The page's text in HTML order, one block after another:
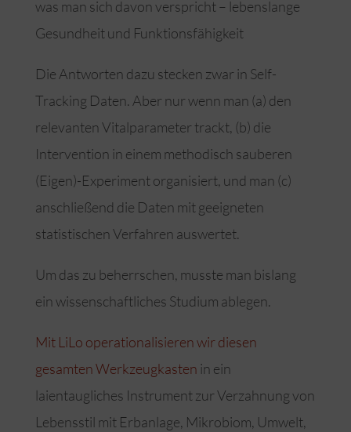
was man sich davon verspricht – lebenslange
Gesundheit und Funktionsfähigkeit
Die Antworten dazu stecken zwar in Self-
Tracking Daten. Aber nur wenn man (a) den
relevanten Vitalparameter trackt, (b) die
Intervention in einem methodisch sauberen
(Eigen)-Experiment organisiert, und man (c)
anschließend die Daten mit geeigneten
statistischen Verfahren auswertet.
Um das zu beherrschen, musste man bislang
ein wissenschaftliches Studium ablegen.
Mit LiLo operationalisieren wir diesen
gesamten Werkzeugkasten in ein
laientaugliches Instrument zur Verzahnung von
Lebensstil mit Erbanlage, Mikrobiom, Umwelt,